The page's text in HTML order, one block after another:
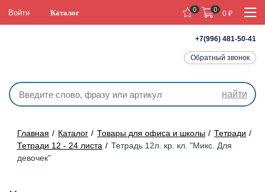
+7(996) 481-50-41
Обратный звонок
Войти Каталог
найти
0 0
0 ₽
Главная Каталог Товары для офиса и школы
Тетради
Тетради 12 - 24 листа
Тетрадь 12л. кр. кл. "Микс. Для
девочек"